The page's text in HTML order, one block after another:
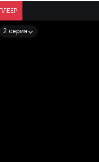
ПЛЕЕР
2 серия